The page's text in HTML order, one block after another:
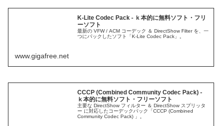
K-Lite Codec Pack - ｋ本的に無料ソフト・フリ
ーソフト
最新の VFW / ACM コーデック ＆ DirectShow Filter を、一
つにパックしたソフト「K-Lite Codec Pack」。
www.gigafree.net
CCCP (Combined Community Codec Pack) -
ｋ本的に無料ソフト・フリーソフト
主要な DirectShow フィルター ＆ DirectShow スプリッタ
ー に対応したコーデックパック「CCCP (Combined
Community Codec Pack) 」。